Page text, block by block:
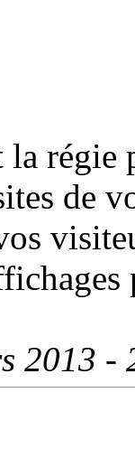
régie
de
2013 -